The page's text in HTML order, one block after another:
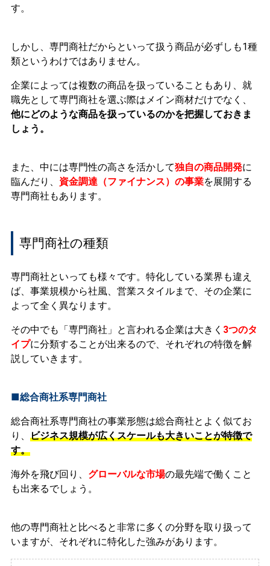
す。
しかし、専門商社だからといって扱う商品が必ずしも1種
類というわけではありません。
企業によっては複数の商品を扱っていることもあり、就
職先として専門商社を選ぶ際はメイン商材だけでなく、
他にどのような商品を扱っているのかを把握しておきま
しょう。
また、中には専門性の高さを活かして独自の商品開発に
臨んだり、 資金調達（ファイナンス）の事業を展開する
専門商社もあります。
専門商社の種類
専門商社といっても様々です。特化している業界も違え
ば、事業規模から社風、営業スタイルまで、その企業に
よって全く異なります。
その中でも「専門商社」と言われる企業は大きく 3つのタ
イプに分類することが出来るので、それぞれの特徴を解
説していきます。
■総合商社系専門商社
総合商社系専門商社の事業形態は総合商社とよく似てお
り、 ビジネス規模が広くスケールも大きいことが特徴で
す。
海外を飛び回り、 グローバルな市場の最先端で働くこと
も出来るでしょう。
他の専門商社と比べると非常に多くの分野を取り扱って
いますが、それぞれに特化した強みがあります。